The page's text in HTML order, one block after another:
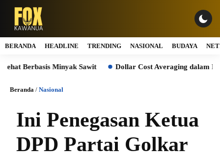
BERANDA HEADLINE TRENDING NASIONAL BUDAYA
Minyak Sawit Dollar Cost Averaging dalam Reksa
Beranda / Nasional
Ini Penegasan Ketua
DPD Partai Golkar